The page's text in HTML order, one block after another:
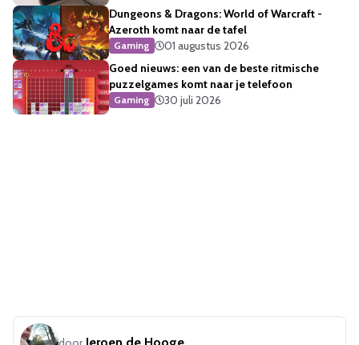
Dungeons & Dragons: World of Warcraft -
Azeroth komt naar de tafel
Gaming
01 augustus 2026
Goed nieuws: een van de beste ritmische
puzzelgames komt naar je telefoon
Gaming 30 juli 2026